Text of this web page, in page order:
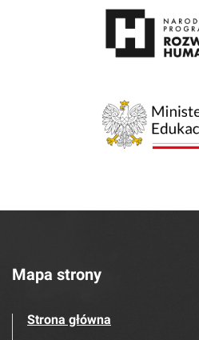
Mapa strony
Strona główna